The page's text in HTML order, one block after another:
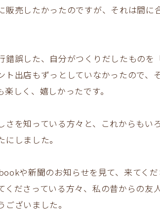
販売したかったのですが、それは間に
錯誤した、自分がつくりだしたものを
ト出店もずっとしていなかったので、
楽しく、嬉しかったです。
さを知っている方々と、これからもい
にしました。
や新聞のお知らせを見て、来てく
くださっている方々、私の昔からの
ございました。